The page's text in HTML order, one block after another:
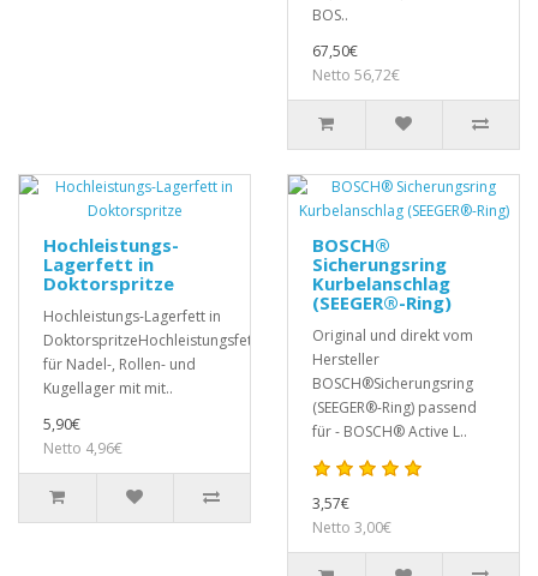
BOS..
67,50€
Netto 56,72€
Hochleistungs-
Lagerfett in
Doktorspritze
Hochleistungs-Lagerfett in
DoktorspritzeHochleistungsfett
für Nadel-, Rollen- und
Kugellager mit mit..
5,90€
Netto 4,96€
BOSCH®
Sicherungsring
Kurbelanschlag
(SEEGER®-Ring)
Original und direkt vom
Hersteller
BOSCH®Sicherungsring
(SEEGER®-Ring) passend
für - BOSCH® Active L..
3,57€
Netto 3,00€